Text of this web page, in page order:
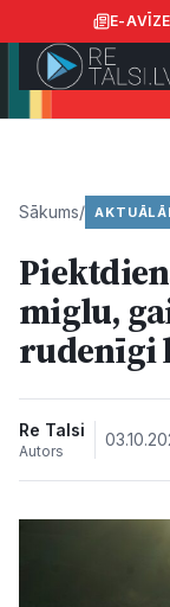
E-AVĪZE
Sākums/
miglu,
rudenīgi
Re Talsi
Autors